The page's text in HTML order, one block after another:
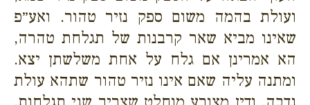
ועולת בהמה משום ספק נזיר טהור. ואע״פ
שאינו מביא שאר קרבנות של תגלחת טהרה,
הא אמרינן אם גלח על אחת משלשתן יצא.
ומתנה עליה שאם אינו נזיר טהור שתהא עולת